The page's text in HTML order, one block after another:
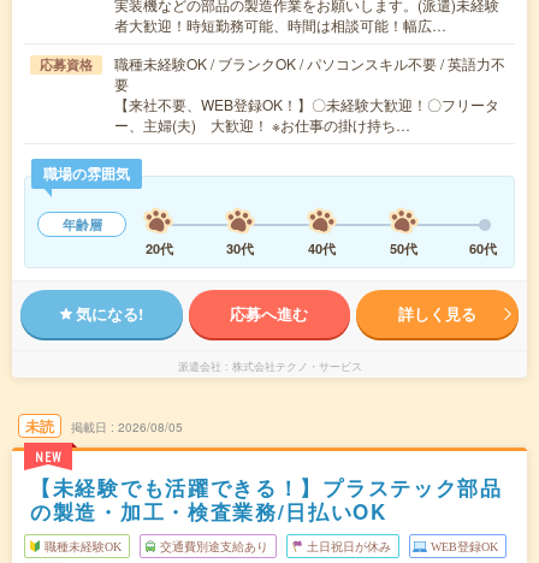
者大歓迎！時短勤務可能、時間は相談可能！幅広…
応募資格
職種未経験OK / ブランクOK / パソコンスキル不要 / 英語力不
要
【来社不要、WEB登録OK！】〇未経験大歓迎！〇フリータ
ー、主婦(夫) 大歓迎！ ※お仕事の掛け持ち…
職場の雰囲気
年齢層
20代
30代 40代 50代 60代
気になる! 応募へ進む 詳しく見る
派遣会社 株式会社テクノ・サービス
未読
NEW
掲載日 2026/08/05
【未経験でも活躍できる！】プラステック部品
の製造・加工・検査業務/日払いOK
職種未経験OK 交通費別途支給あり 土日祝日が休み WEB登録OK